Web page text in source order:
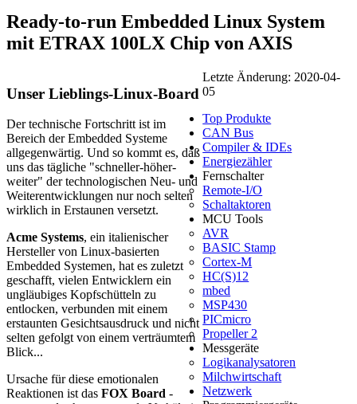
Ready-to-run Embedded Linux System
mit ETRAX 100LX Chip von AXIS
Unser Lieblings-Linux-Board
Der technische Fortschritt ist im
Bereich der Embedded Systeme
allgegenwärtig. Und so kommt es, daß
uns das tägliche "schneller-höher-
weiter" der technologischen Neu- und
Weiterentwicklungen nur noch selten
wirklich in Erstaunen versetzt.
Acme Systems, ein italienischer
Hersteller von Linux-basierten
Embedded Systemen, hat es zuletzt
geschafft, vielen Entwicklern ein
ungläubiges Kopfschütteln zu
entlocken, verbunden mit einem
erstaunten Gesichtsausdruck und nicht
selten gefolgt von einem verträumtem
Blick...
Ursache für diese emotionalen
Reaktionen ist das FOX Board -
Letzte Änderung: 2020-04-
05
Top Produkte
CAN Bus
Compiler & IDEs
Energiezähler
Fernschalter
Remote-I/O
Schaltaktoren
MCU Tools
AVR
BASIC Stamp
Cortex-M
HC(S)12
mbed
MSP430
PICmicro
Propeller 2
Messgeräte
Logikanalysatoren
Milchwirtschaft
Netzwerk